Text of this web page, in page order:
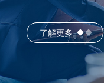
了解更多